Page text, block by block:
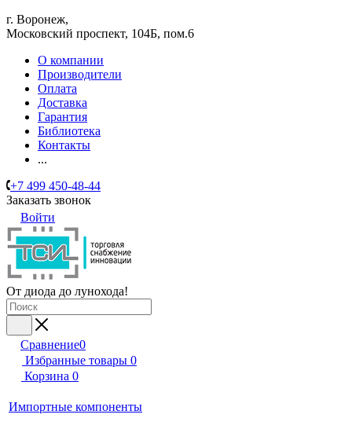
г. Воронеж,
​Московский проспект, 104Б, пом.6
О компании
Производители
Оплата
Доставка
Гарантия
Библиотека
Контакты
...
+7 499 450-48-44
Заказать звонок
Войти
От диода до лунохода!
Сравнение0
Избранные товары 0
Корзина 0
Импортные компоненты